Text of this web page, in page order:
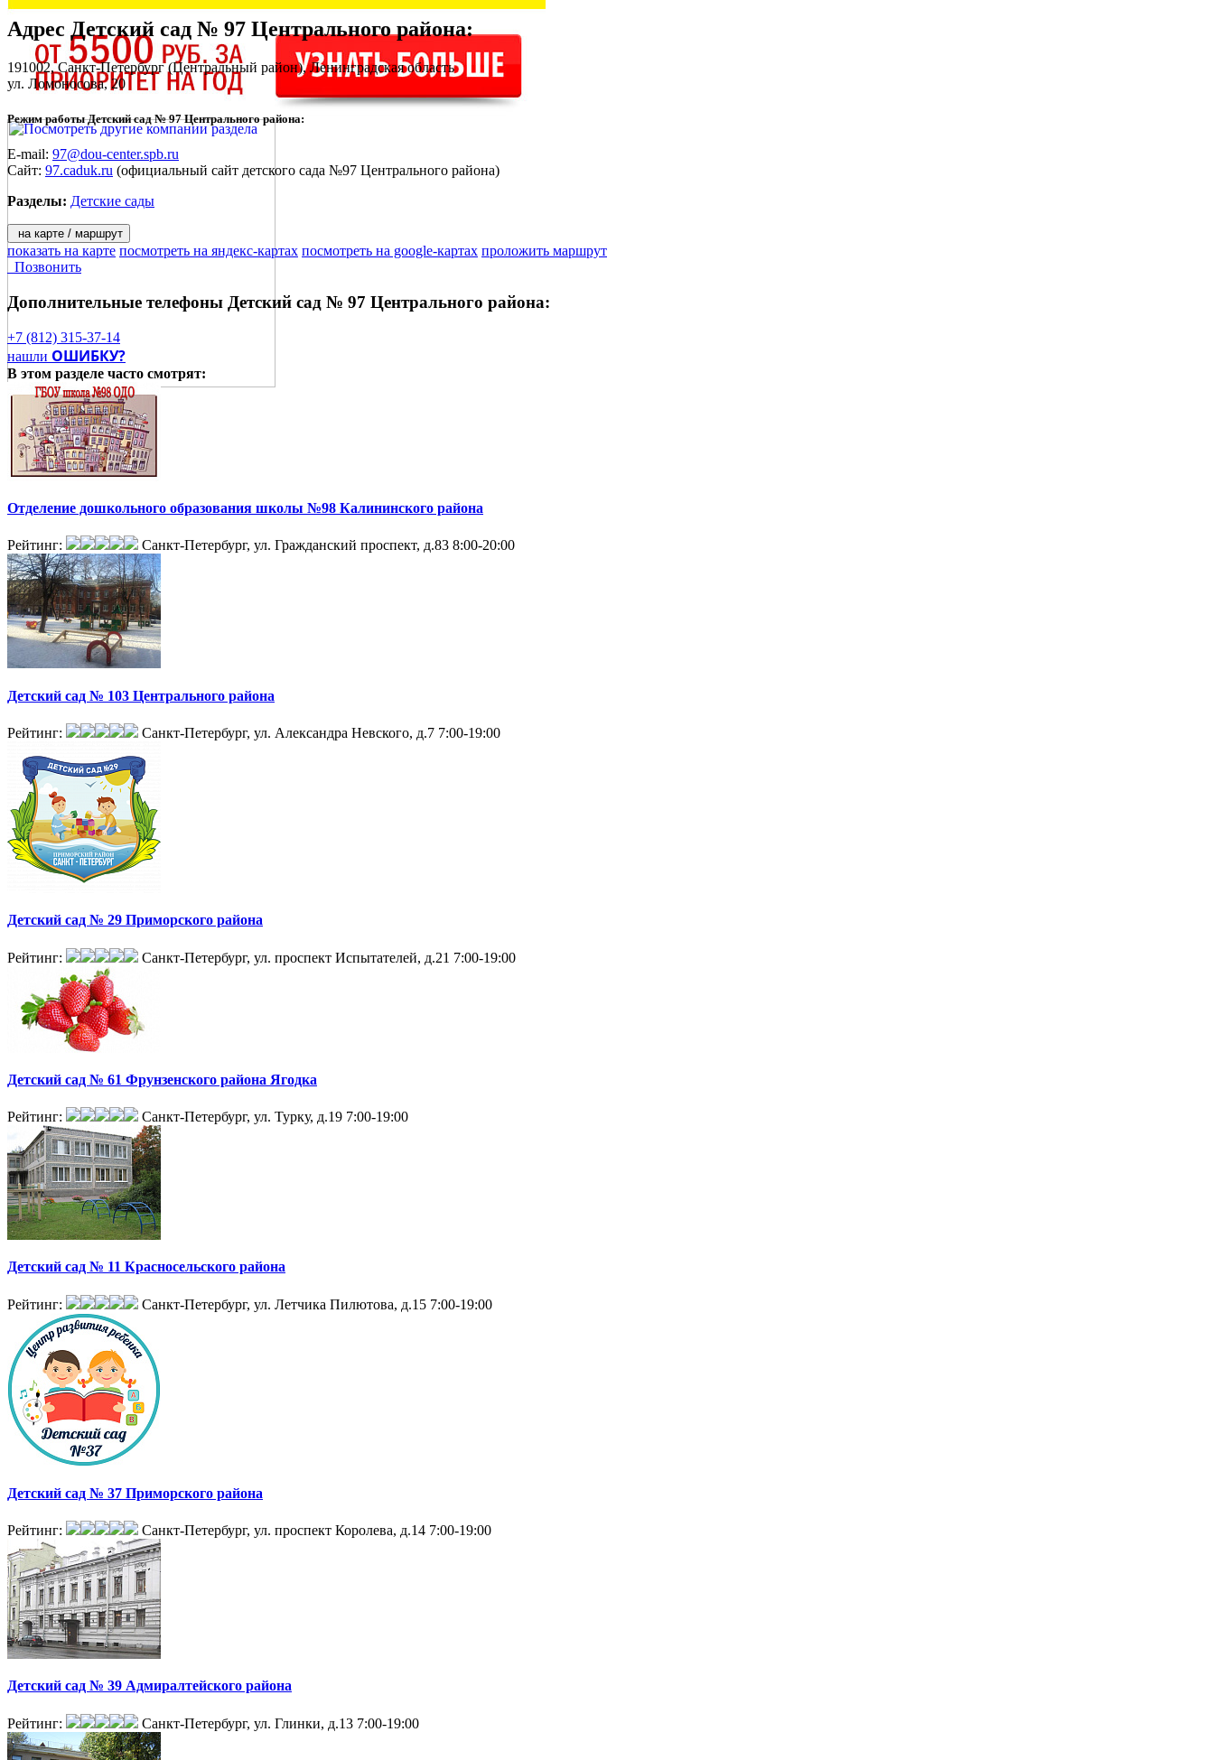
Адрес Детский сад № 97 Центрального района:
191002,Санкт-Петербург(Центральный район), Ленинградская область
ул. Ломоносова, 20
Режим работы Детский сад № 97 Центрального района:
E-mail: 97@dou-center.spb.ru
Сайт: 97.caduk.ru (официальный сайт детского сада №97 Центрального района)
Разделы: Детские сады
на карте / маршрут
показать на карте посмотреть на яндекс-картах посмотреть на google-картах проложить маршрут
Позвонить
Дополнительные телефоны Детский сад № 97 Центрального района:
+7 (812) 315-37-14
нашли ОШИБКУ?
В этом разделе часто смотрят:
Отделение дошкольного образования школы №98 Калининского района
Рейтинг: Санкт-Петербург, ул. Гражданский проспект, д.83 8:00-20:00
Детский сад № 103 Центрального района
Рейтинг: Санкт-Петербург, ул. Александра Невского, д.7 7:00-19:00
Детский сад № 29 Приморского района
Рейтинг: Санкт-Петербург, ул. проспект Испытателей, д.21 7:00-19:00
Детский сад № 61 Фрунзенского района Ягодка
Рейтинг: Санкт-Петербург, ул. Турку, д.19 7:00-19:00
Детский сад № 11 Красносельского района
Рейтинг: Санкт-Петербург, ул. Летчика Пилютова, д.15 7:00-19:00
Детский сад № 37 Приморского района
Рейтинг: Санкт-Петербург, ул. проспект Королева, д.14 7:00-19:00
Детский сад № 39 Адмиралтейского района
Рейтинг: Санкт-Петербург, ул. Глинки, д.13 7:00-19:00